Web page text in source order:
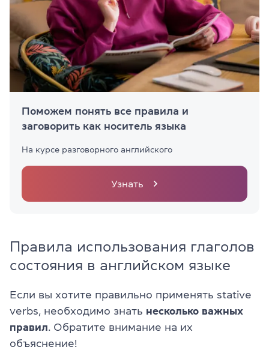
Поможем понять все правила и
заговорить как носитель языка
На курсе разговорного английского
Узнать
Правила использования глаголов
состояния в английском языке
Если вы хотите правильно применять stative
verbs, необходимо знать несколько важных
правил. Обратите внимание на их
объяснение!